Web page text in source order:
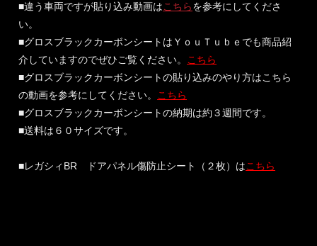
■違う車両ですが貼り込み動画はこちらを参考にしてくださ
い。
■グロスブラックカーボンシートはＹｏｕＴｕｂｅでも商品紹
介していますのでぜひご覧ください。 こちら
■グロスブラックカーボンシートの貼り込みのやり方はこちら
の動画を参考にしてください。 こちら
■グロスブラックカーボンシートの納期は約３週間です。
■送料は６０サイズです。
■レガシィBR ドアパネル傷防止シート（２枚）はこちら